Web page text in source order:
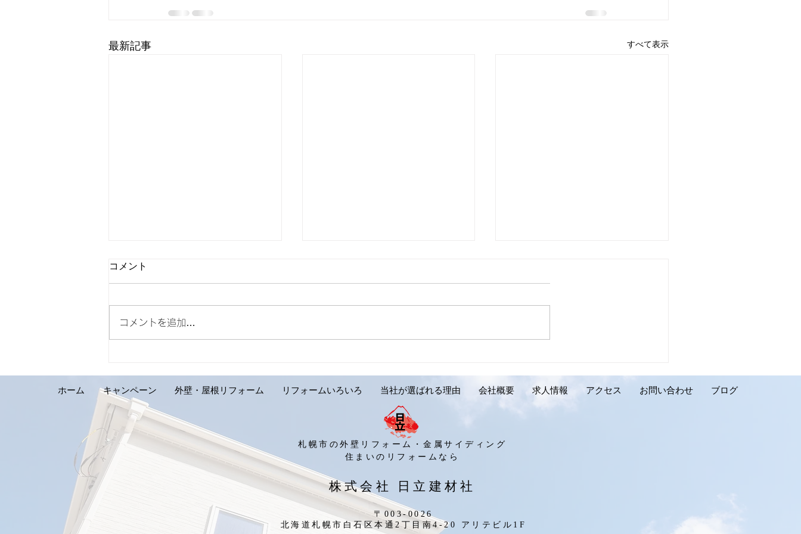
最新記事 すべて表示
ご紹介です。札幌市手稲区 S
様邸】
ご紹介です。岩見沢市 Y様
邸】
ご紹介です。千歳市 K様邸】
コメント
コメントを追加…
ホーム キャンペーン 外壁・屋根リフォーム リフォームいろいろ 当社が選ばれる理由 会社概要 求人情報 アクセス お問い合わせ ブログ
​住まいのリフォームなら
札幌市の外壁リフォーム・金属サイディング
​株式会社 日立建材社
〒003-0026
北海道札幌市白石区本通2丁目南4-20 アリテビル1F